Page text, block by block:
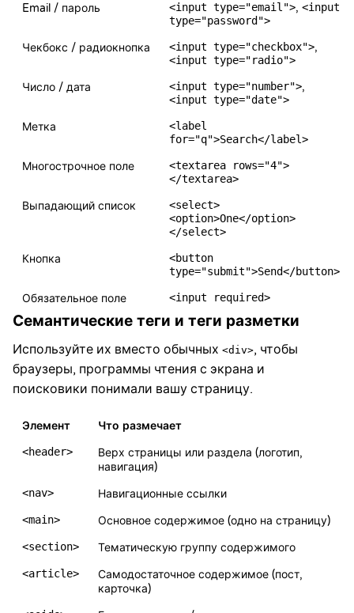
Email / пароль <input type="email">, <input
type="password">
Чекбокс / радиокнопка <input type="checkbox">,
<input type="radio">
Число / дата <input type="number">,
<input type="date">
Метка
<label
for="q">Search</label>
Многострочное поле
<textarea rows="4">
</textarea>
Выпадающий список
<select>
<option>One</option>
</select>
Кнопка
<button
type="submit">Send</button>
Обязательное поле <input required>
Семантические теги и теги разметки
Используйте их вместо обычных <div>, чтобы
браузеры, программы чтения с экрана и
поисковики понимали вашу страницу.
Элемент Что размечает
<header>
Верх страницы или раздела (логотип,
навигация)
<nav> Навигационные ссылки
<main> Основное содержимое (одно на страницу)
<section> Тематическую группу содержимого
<article>
Самодостаточное содержимое (пост,
карточка)